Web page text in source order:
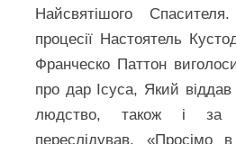
Найсвятішого
процесії Настоятель
Франческо Паттон
про дар Ісуса, Який
людство, також і
переслідував. «Просімо